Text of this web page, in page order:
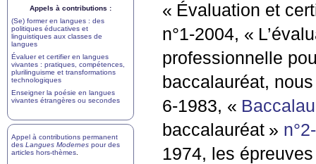
« Évaluation et
n°1-2004, «
professionnelle
baccalauréat,
6-1983, «
baccalauréat »
1974, les
Appels à contributions :
(Se) former en langues : des
politiques éducatives et
linguistiques aux classes de
langues
Évaluer et certifier en langues
vivantes : pratiques, compétences,
plurilinguisme et transformations
technologiques
Enseigner la poésie en langues
vivantes étrangères ou secondes
Appel à contributions permanent
des Langues Modernes pour des
articles hors-thèmes